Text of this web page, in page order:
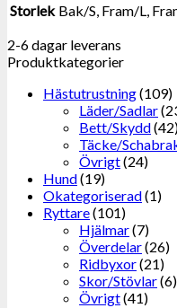
Storlek Bak/S, Fram/L,
2-6 dagar leverans
Produktkategorier
Hästutrustning(109)
Läder/Sadlar
Bett/Skydd
Täcke/
Övrigt(24)
Hund(19)
Okategoriserad(1)
Ryttare(101)
Hjälmar(7)
Överdelar(26)
Ridbyxor(21)
Skor/Stövlar(6)
Övrigt(41)